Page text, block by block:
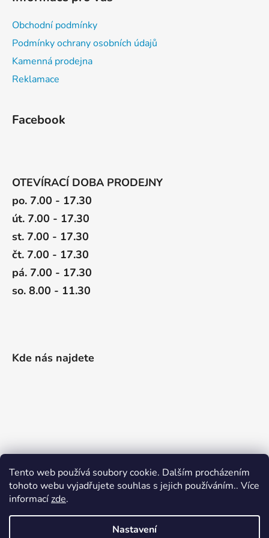
Tento web používá soubory cookie. Dalším procházením
tohoto webu vyjadřujete souhlas s jejich používáním.. Více
informacízde.
Nastavení
Obchodní podmínky
Podmínky ochrany osobních údajů
Kamenná prodejna
Reklamace
Facebook
OTEVÍRACÍ DOBA PRODEJNY
po. 7.00 - 17.30
út. 7.00 - 17.30
st. 7.00 - 17.30
čt. 7.00 - 17.30
pá. 7.00 - 17.30
so. 8.00 - 11.30
Kde nás najdete